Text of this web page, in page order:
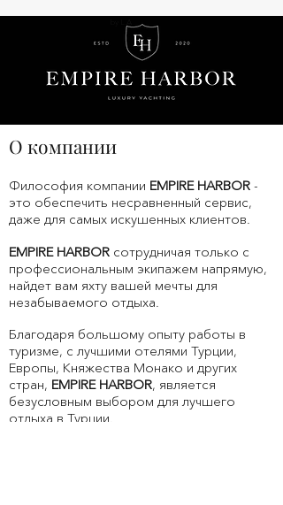
О компании
Философия компании EMPIRE HARBOR -
это обеспечить несравненный сервис,
даже для самых искушенных клиентов.
EMPIRE HARBOR сотрудничая только с
профессиональным экипажем напрямую,
найдет вам яхту вашей мечты для
незабываемого отдыха.
Благодаря большому опыту работы в
туризме, с лучшими отелями Турции,
Европы, Княжества Монако и других
стран, EMPIRE HARBOR, является
безусловным выбором для лучшего
отдыха в Турции.